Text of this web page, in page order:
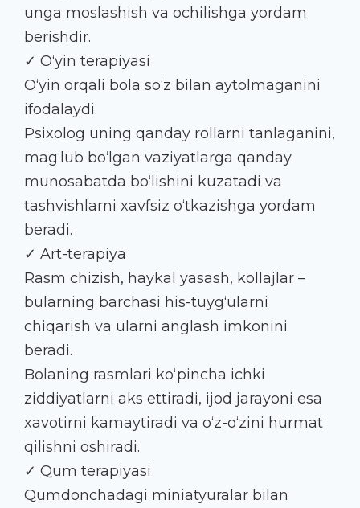
unga moslashish va ochilishga yordam
berishdir.
✓ O‘yin terapiyasi
O‘yin orqali bola so‘z bilan aytolmaganini
ifodalaydi.
Psixolog uning qanday rollarni tanlaganini,
mag‘lub bo‘lgan vaziyatlarga qanday
munosabatda bo‘lishini kuzatadi va
tashvishlarni xavfsiz o‘tkazishga yordam
beradi.
✓ Art-terapiya
Rasm chizish, haykal yasash, kollajlar –
bularning barchasi his-tuyg‘ularni
chiqarish va ularni anglash imkonini
beradi.
Bolaning rasmlari ko‘pincha ichki
ziddiyatlarni aks ettiradi, ijod jarayoni esa
xavotirni kamaytiradi va o‘z-o‘zini hurmat
qilishni oshiradi.
✓ Qum terapiyasi
Qumdonchadagi miniatyuralar bilan